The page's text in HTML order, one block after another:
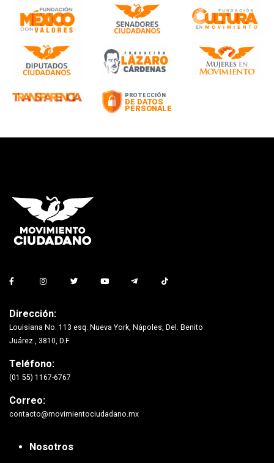
Dirección:
Louisiana No. 113 esq. Nueva York, Nápoles, Del. Benito
Juárez., 3810, D.F.
Teléfono:
(01 55) 1167-6767
Correo:
contacto@movimientociudadano.mx
Nosotros